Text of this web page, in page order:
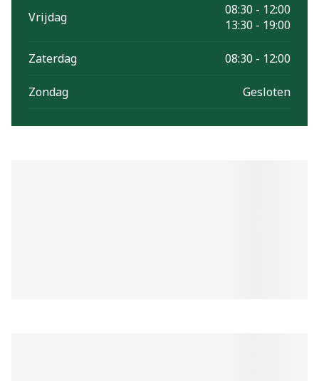
Vrijdag
08:30 - 12:00
13:30 - 19:00
Zaterdag 08:30 - 12:00
Zondag Gesloten